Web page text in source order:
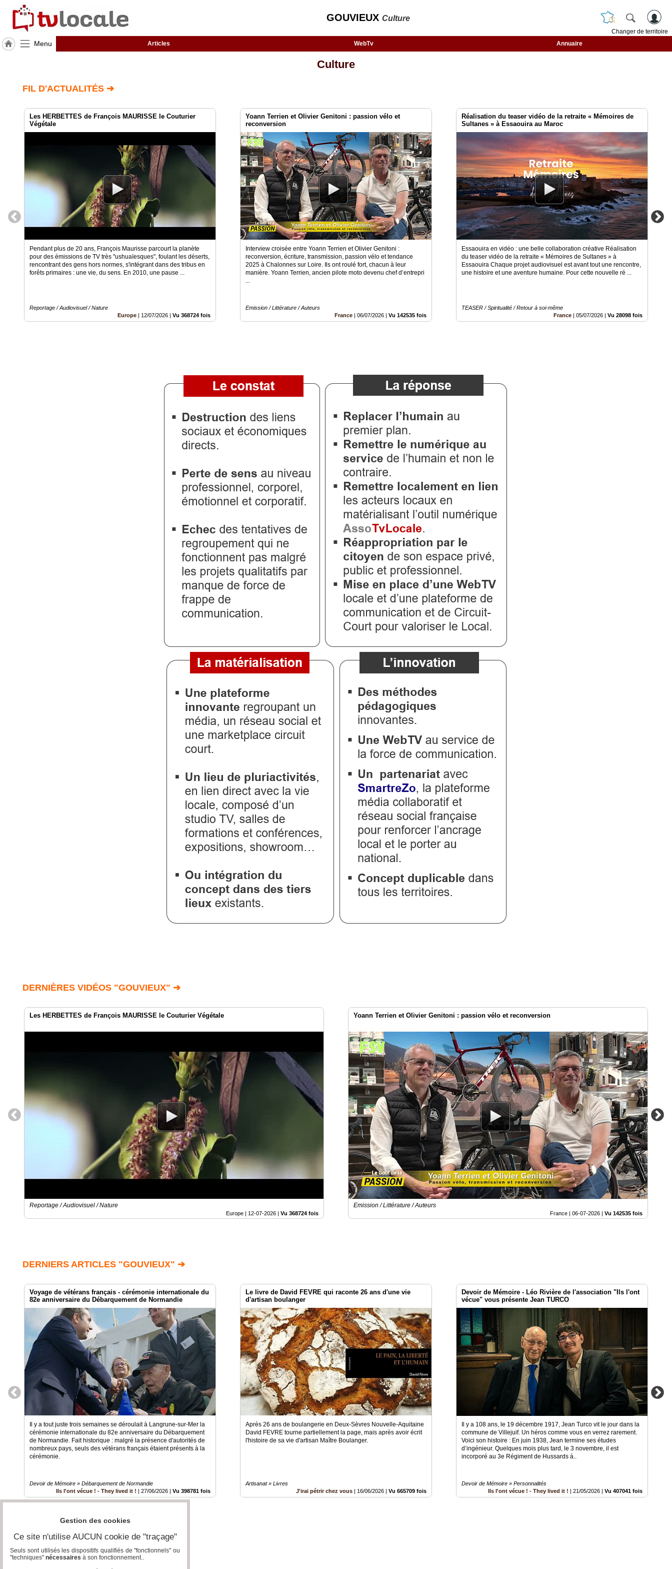
GOUVIEUX Culture
Changer de territoire
Menu Articles WebTv Annuaire
RUBRIQUES
Gazette
annuaire
Culture
FIL D'ACTUALITÉS ➔
Les HERBETTES de François MAURISSE le Couturier
Végétale
Pendant plus de 20 ans, François Maurisse parcourt la planète
pour des émissions de TV très "ushuaïesques", foulant les déserts,
rencontrant des gens hors normes, s'intégrant dans des tribus en
forêts primaires : une vie, du sens. En 2010, une pause ...
Reportage / Audiovisuel / Nature
Europe | 12/07/2026 | Vu 368724 fois
Yoann Terrien et Olivier Genitoni : passion vélo et
reconversion
Interview croisée entre Yoann Terrien et Olivier Genitoni :
reconversion, écriture, transmission, passion vélo et tendance
2025 à Chalonnes sur Loire. Ils ont roulé fort, chacun à leur
manière. Yoann Terrien, ancien pilote moto devenu chef d’entrepri
...
Emission / Littérature / Auteurs
France | 06/07/2026 | Vu 142535 fois
Réalisation du teaser vidéo de la retraite « Mémoires de
Sultanes » à Essaouira au Maroc
Essaouira en vidéo : une belle collaboration créative Réalisation
du teaser vidéo de la retraite « Mémoires de Sultanes » à
Essaouira Chaque projet audiovisuel est avant tout une rencontre,
une histoire et une aventure humaine. Pour cette nouvelle ré ...
TEASER / Spiritualité / Retour à soi-même
France | 05/07/2026 | Vu 28098 fois
DERNIÈRES VIDÉOS "GOUVIEUX" ➔
Les HERBETTES de François MAURISSE le Couturier Végétale
Reportage / Audiovisuel / Nature
Europe | 12-07-2026 Vu 368724 fois
Yoann Terrien et Olivier Genitoni : passion vélo et reconversion
Emission / Littérature / Auteurs
France | 06-07-2026 Vu 142535 fois
DERNIERS ARTICLES "GOUVIEUX" ➔
Voyage de vétérans français - cérémonie internationale du
82e anniversaire du Débarquement de Normandie
Il y a tout juste trois semaines se déroulait à Langrune-sur-Mer la
cérémonie internationale du 82e anniversaire du Débarquement
de Normandie. Fait historique : malgré la présence d'autorités de
nombreux pays, seuls des vétérans français étaient présents à la
cérémonie.
Devoir de Mémoire » Débarquement de Normandie
Ils l'ont vécue ! - They lived it !
27/06/2026 Vu 398781 fois
Le livre de David FEVRE qui raconte 26 ans d'une vie
d'artisan boulanger
Après 26 ans de boulangerie en Deux-Sèvres Nouvelle-Aquitaine
David FEVRE tourne partiellement la page, mais après avoir écrit
l'histoire de sa vie d'artisan Maître Boulanger.
Artisanat » Livres
J'irai pétrir chez vous
16/06/2026 Vu 665709 fois
Devoir de Mémoire - Léo Rivière de l'association "Ils l'ont
vécue" vous présente Jean TURCO
Il y a 108 ans, le 19 décembre 1917, Jean Turco vit le jour dans la
commune de Villejuif. Un héros comme vous en verrez rarement.
Voici son histoire : En juin 1938, Jean termine ses études
d’ingénieur. Quelques mois plus tard, le 3 novembre, il est
incorporé au 3e Régiment de Hussards à..
Devoir de Mémoire » Personnalités
Ils l'ont vécue ! - They lived it !
21/05/2026 Vu 407041 fois
Gestion des cookies
Ce site n'utilise AUCUN cookie de "traçage"
Seuls sont utilisés les dispositifs qualifiés de "fonctionnels" ou
"techniques" nécessaires à son fonctionnement..